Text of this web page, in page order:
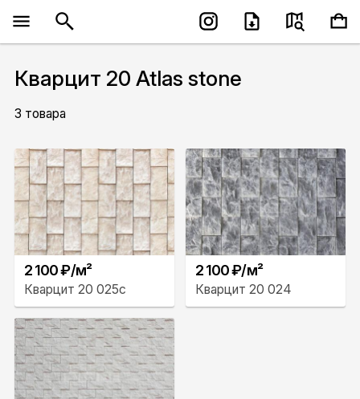
Кварцит 20 Atlas stone
3 товара
2 100 ₽/м²
Кварцит 20 025с
2 100 ₽/м²
Кварцит 20 024